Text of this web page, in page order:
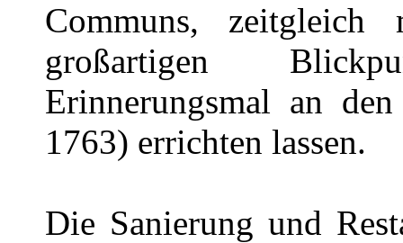
Communs,
großartigen
Erinnerungsmal an
1763) errichten lassen.
Die Sanierung und